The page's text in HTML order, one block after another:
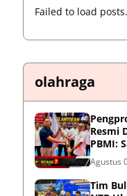
Failed to load posts.
olahraga
Resmi
PBMI:
Agustus
Tim